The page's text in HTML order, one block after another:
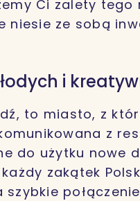
Ci zalety tego
niesie ze sobą
i
to miasto, z
z
do użytku nowe
zakątek